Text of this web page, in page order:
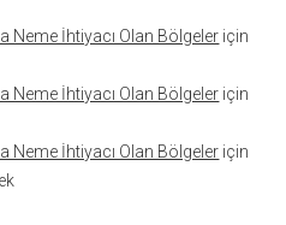
Neme İhtiyacı Olan Bölgeler için
Neme İhtiyacı Olan Bölgeler için
Neme İhtiyacı Olan Bölgeler için